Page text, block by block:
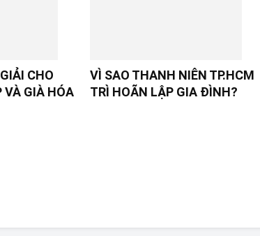
CHO
VÀ GIÀ HÓA
VÌ SAO THANH NIÊN TP.HCM
TRÌ HOÃN LẬP GIA ĐÌNH?